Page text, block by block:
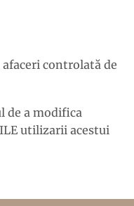
controlată de
de a modifica
utilizarii acestui